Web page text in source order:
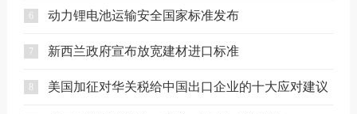
6 动力锂电池运输安全国家标准发布
7 新西兰政府宣布放宽建材进口标准
8 美国加征对华关税给中国出口企业的十大应对建议